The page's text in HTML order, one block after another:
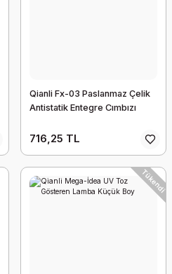
Qianli Fx-03 Paslanmaz Çelik
Antistatik Entegre Cımbızı
716,25 TL
Tükendi